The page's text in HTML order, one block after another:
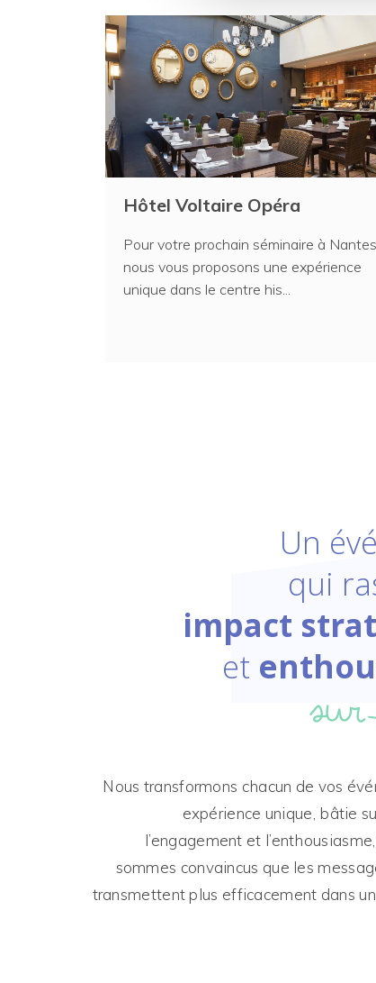
Hôtel Voltaire Opéra
Pour votre prochain séminaire à
nous vous proposons une expérience
unique dans le centre his...
Un
qui
impact
et
Nous transformons chacun de vos
expérience unique, bâtie
l’engagement et
sommes convaincus que les
transmettent plus efficacement dans